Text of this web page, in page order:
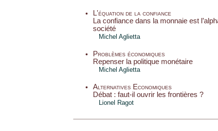
L'équation de la confiance
La confiance dans la monnaie est
société
Michel Aglietta
Problèmes économiques
Repenser la politique monétaire
Michel Aglietta
Alternatives Economiques
Débat : faut-il ouvrir les frontières ?
Lionel Ragot